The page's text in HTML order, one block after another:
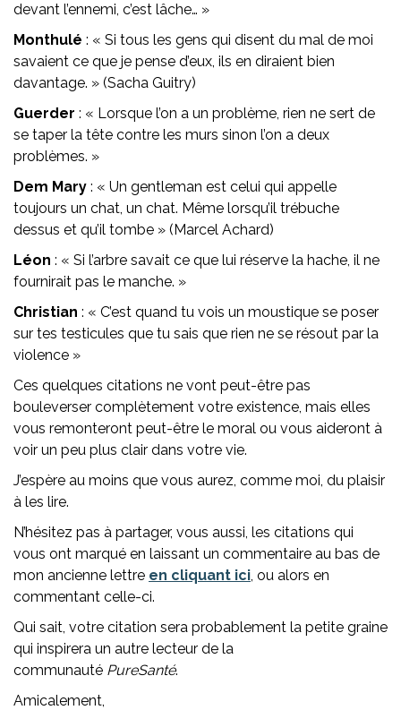
devant l’ennemi, c’est lâche… »
Monthulé : « Si tous les gens qui disent du mal de moi
savaient ce que je pense d’eux, ils en diraient bien
davantage. » (Sacha Guitry)
Guerder : « Lorsque l’on a un problème, rien ne sert de
se taper la tête contre les murs sinon l’on a deux
problèmes. »
Dem Mary : « Un gentleman est celui qui appelle
toujours un chat, un chat. Même lorsqu’il trébuche
dessus et qu’il tombe » (Marcel Achard)
Léon : « Si l’arbre savait ce que lui réserve la hache, il ne
fournirait pas le manche. »
Christian : « C’est quand tu vois un moustique se poser
sur tes testicules que tu sais que rien ne se résout par la
violence »
Ces quelques citations ne vont peut-être pas
bouleverser complètement votre existence, mais elles
vous remonteront peut-être le moral ou vous aideront à
voir un peu plus clair dans votre vie.
J’espère au moins que vous aurez, comme moi, du plaisir
à les lire.
N’hésitez pas à partager, vous aussi, les citations qui
vous ont marqué en laissant un commentaire au bas de
mon ancienne lettre en cliquant ici, ou alors en
commentant celle-ci.
Qui sait, votre citation sera probablement la petite graine
qui inspirera un autre lecteur de la
communauté PureSanté.
Amicalement,